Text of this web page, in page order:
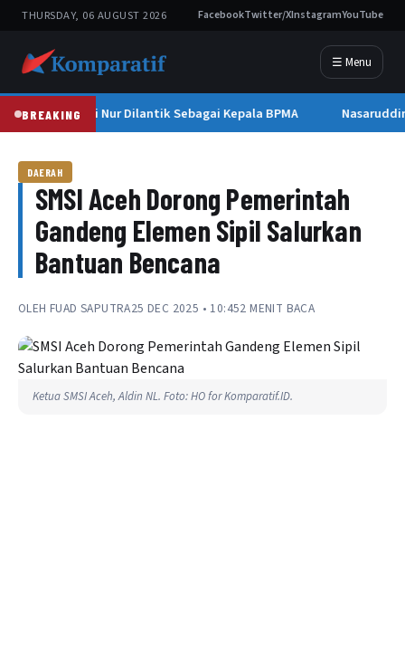
THURSDAY, 06 AUGUST 2026 FacebookTwitter/XInstagramYouTube
☰ Menu
BREAKING
Mawardi Nur Dilantik Sebagai Kepala BPMA
DAERAH
SMSI Aceh Dorong Pemerintah
Gandeng Elemen Sipil Salurkan
Bantuan Bencana
OLEH FUAD SAPUTRA25 DEC 2025 • 10:452 MENIT BACA
Ketua SMSI Aceh, Aldin NL. Foto: HO for Komparatif.ID.